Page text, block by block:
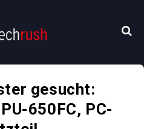
gesucht:
650FC, PC-